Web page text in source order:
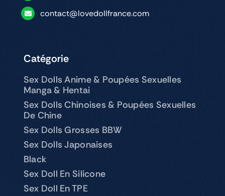
contact@lovedollfrance.com
Catégorie
Sex Dolls Anime & Poupées Sexuelles
Manga & Hentai
Sex Dolls Chinoises & Poupées Sexuelles
De Chine
Sex Dolls Grosses BBW
Sex Dolls Japonaises
Black
Sex Doll En Silicone
Sex Doll En TPE